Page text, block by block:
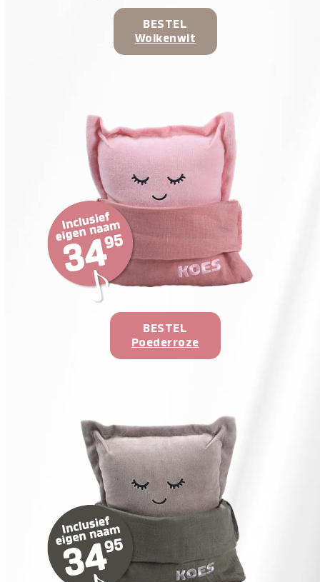
BESTEL
Wolkenwit
BESTEL
Poederroze